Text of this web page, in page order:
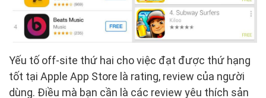
Yếu tố off-site thứ hai cho việc đạt được thứ hạng
tốt tại Apple App Store là rating, review của người
dùng. Điều mà bạn cần là các review yêu thích sản